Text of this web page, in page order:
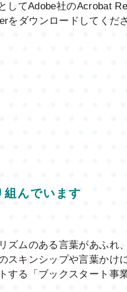
てAdobe社のAcrobat
をダウンロードしてくださ
組んでいます
ズムのある言葉があふれ
スキンシップや言葉かけ
る「ブックスタート事